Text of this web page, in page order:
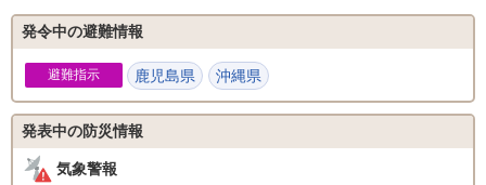
発令中の避難情報
避難指示 鹿児島県 沖縄県
発表中の防災情報
気象警報